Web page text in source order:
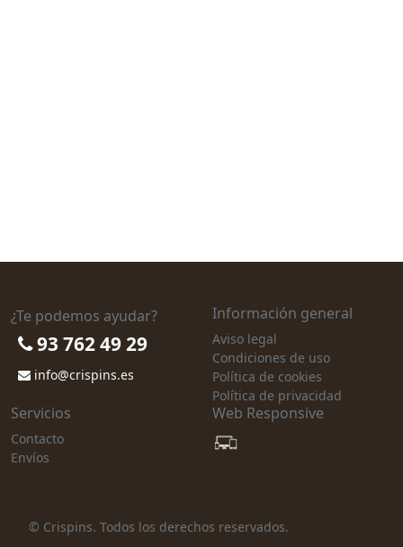
¿Te podemos ayudar?
93 762 49 29
info@crispins.es
Información general
Aviso legal
Condiciones de uso
Política de cookies
Política de privacidad
Servicios
Contacto
Envíos
Web Responsive
© Crispins. Todos los derechos reservados.